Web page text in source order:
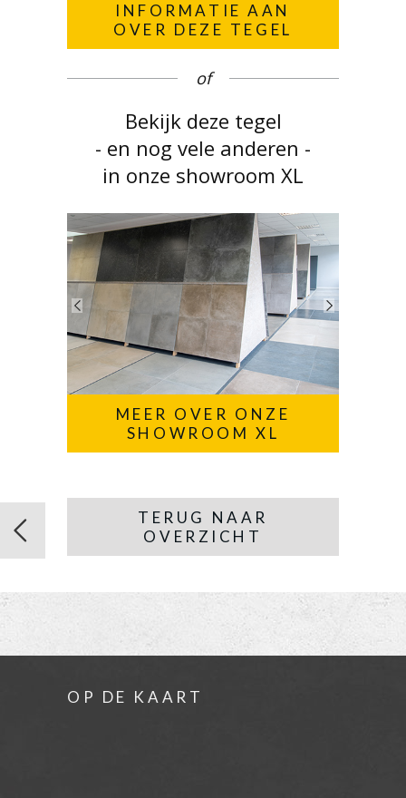
INFORMATIE AAN
OVER DEZE TEGEL
of
Bekijk deze tegel
- en nog vele anderen -
in onze showroom XL
MEER OVER ONZE
SHOWROOM XL
TERUG NAAR
OVERZICHT
OP DE KAART